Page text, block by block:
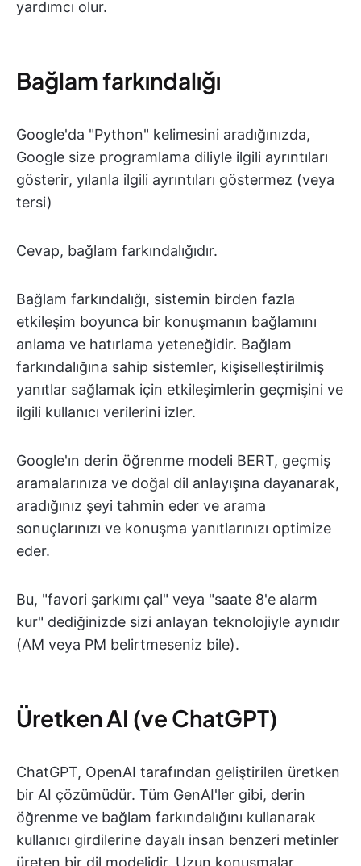
yardımcı olur.
Bağlam farkındalığı
Google'da "Python" kelimesini aradığınızda,
Google size programlama diliyle ilgili ayrıntıları
gösterir, yılanla ilgili ayrıntıları göstermez (veya
tersi)
Cevap, bağlam farkındalığıdır.
Bağlam farkındalığı, sistemin birden fazla
etkileşim boyunca bir konuşmanın bağlamını
anlama ve hatırlama yeteneğidir. Bağlam
farkındalığına sahip sistemler, kişiselleştirilmiş
yanıtlar sağlamak için etkileşimlerin geçmişini ve
ilgili kullanıcı verilerini izler.
Google'ın derin öğrenme modeli BERT, geçmiş
aramalarınıza ve doğal dil anlayışına dayanarak,
aradığınız şeyi tahmin eder ve arama
sonuçlarınızı ve konuşma yanıtlarınızı optimize
eder.
Bu, "favori şarkımı çal" veya "saate 8'e alarm
kur" dediğinizde sizi anlayan teknolojiyle aynıdır
(AM veya PM belirtmeseniz bile).
Üretken AI (ve ChatGPT)
ChatGPT, OpenAI tarafından geliştirilen üretken
bir AI çözümüdür. Tüm GenAI'ler gibi, derin
öğrenme ve bağlam farkındalığını kullanarak
kullanıcı girdilerine dayalı insan benzeri metinler
üreten bir dil modelidir. Uzun konuşmalar